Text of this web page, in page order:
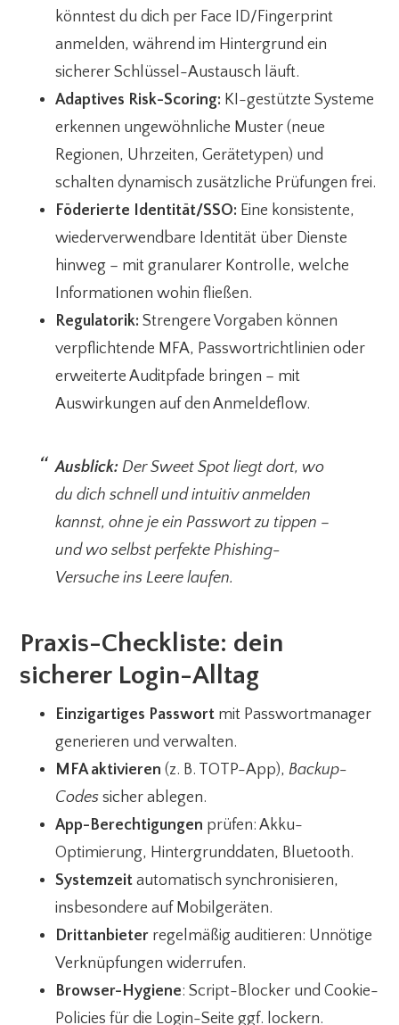
könntest du dich per Face ID/Fingerprint
anmelden, während im Hintergrund ein
sicherer Schlüssel-Austausch läuft.
Adaptives Risk-Scoring: KI-gestützte Systeme
erkennen ungewöhnliche Muster (neue
Regionen, Uhrzeiten, Gerätetypen) und
schalten dynamisch zusätzliche Prüfungen frei.
Föderierte Identität/SSO: Eine konsistente,
wiederverwendbare Identität über Dienste
hinweg – mit granularer Kontrolle, welche
Informationen wohin fließen.
Regulatorik: Strengere Vorgaben können
verpflichtende MFA, Passwortrichtlinien oder
erweiterte Auditpfade bringen – mit
Auswirkungen auf den Anmeldeflow.
Ausblick: Der Sweet Spot liegt dort, wo
du dich schnell und intuitiv anmelden
kannst, ohne je ein Passwort zu tippen –
und wo selbst perfekte Phishing-
Versuche ins Leere laufen.
Praxis-Checkliste: dein
sicherer Login-Alltag
Einzigartiges Passwort mit Passwortmanager
generieren und verwalten.
MFA aktivieren (z. B. TOTP-App),Backup-
Codes sicher ablegen.
App-Berechtigungen prüfen: Akku-
Optimierung, Hintergrunddaten, Bluetooth.
Systemzeit automatisch synchronisieren,
insbesondere auf Mobilgeräten.
Drittanbieter regelmäßig auditieren: Unnötige
Verknüpfungen widerrufen.
Browser-Hygiene: Script-Blocker und Cookie-
Policies für die Login-Seite ggf. lockern.